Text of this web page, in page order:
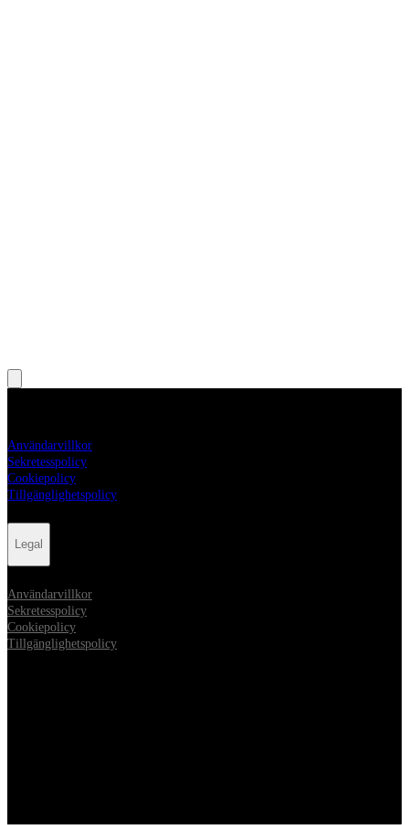
Användarvillkor
Sekretesspolicy
Cookiepolicy
Tillgänglighetspolicy
Legal
Användarvillkor
Sekretesspolicy
Cookiepolicy
Tillgänglighetspolicy